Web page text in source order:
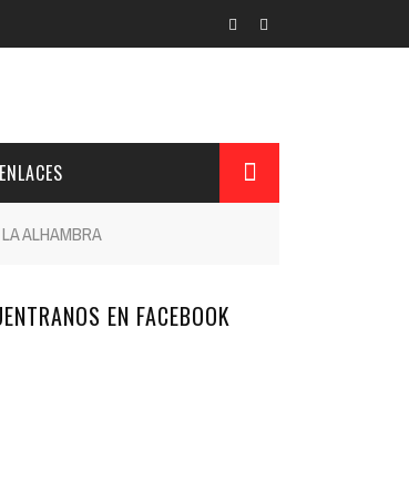
ENLACES
ALHAMBRA
EN FACEBOOK